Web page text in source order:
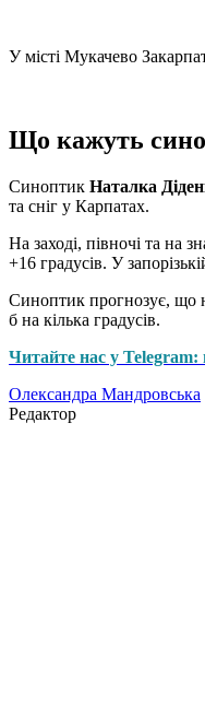
У місті Мукачево
Що кажуть
Синоптик Наталка
та сніг у Карпатах.
На заході, півночі та на
+16 градусів. У
Синоптик прогнозує, що
б на кілька градусів.
Читайте нас у Telegram:
Олександра Мандровська
Редактор